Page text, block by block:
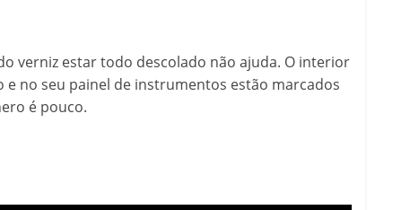
verniz estar todo descolado não ajuda. O interior
no seu painel de instrumentos estão marcados
é pouco.